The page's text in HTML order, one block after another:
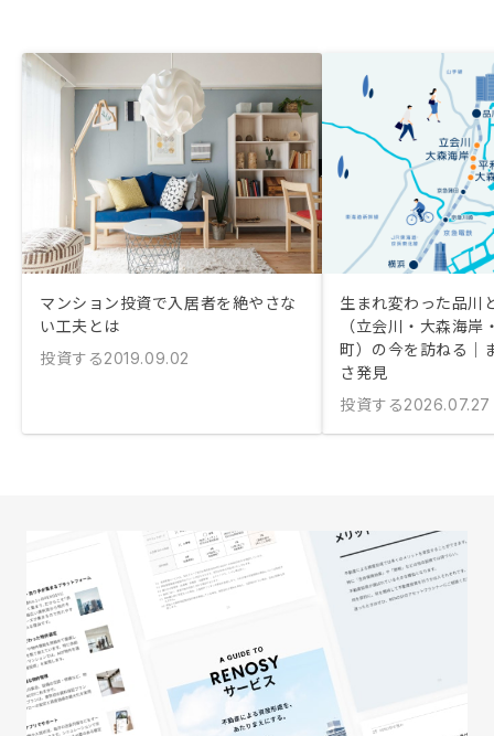
マンション投資で入居者を絶やさな
い工夫とは
投資する2019.09.02
生まれ変わった品川
（立会川・大森海
町）の今を訪ねる｜
さ発見
投資する2026.07.27